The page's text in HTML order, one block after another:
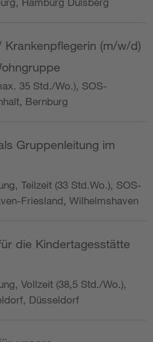
Krankenpflegerin (m/w/d)
35 Std./Wo.), SOS-
Bernburg
Gruppenleitung im
Teilzeit (33 Std.Wo.), SOS-
Friesland, Wilhelmshaven
die Kindertagesstätte
Vollzeit (38,5 Std./Wo.),
Düsseldorf